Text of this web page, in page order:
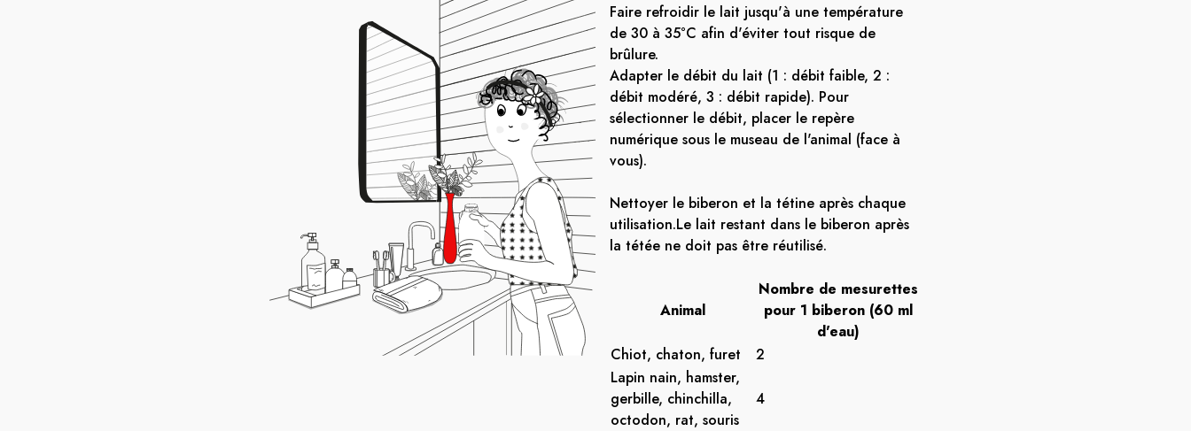
Faire refroidir le lait jusqu'à une température
de 30 à 35°C afin d'éviter tout risque de
brûlure.
Adapter le débit du lait (1 : débit faible, 2 :
débit modéré, 3 : débit rapide). Pour
sélectionner le débit, placer le repère
numérique sous le museau de l'animal (face à
vous).
Nettoyer le biberon et la tétine après chaque
utilisation.Le lait restant dans le biberon après
la tétée ne doit pas être réutilisé.
Animal
Nombre de mesurettes
pour 1 biberon (60 ml
d'eau)
Chiot, chaton, furet
2
Lapin nain, hamster,
gerbille, chinchilla,
octodon, rat, souris
4